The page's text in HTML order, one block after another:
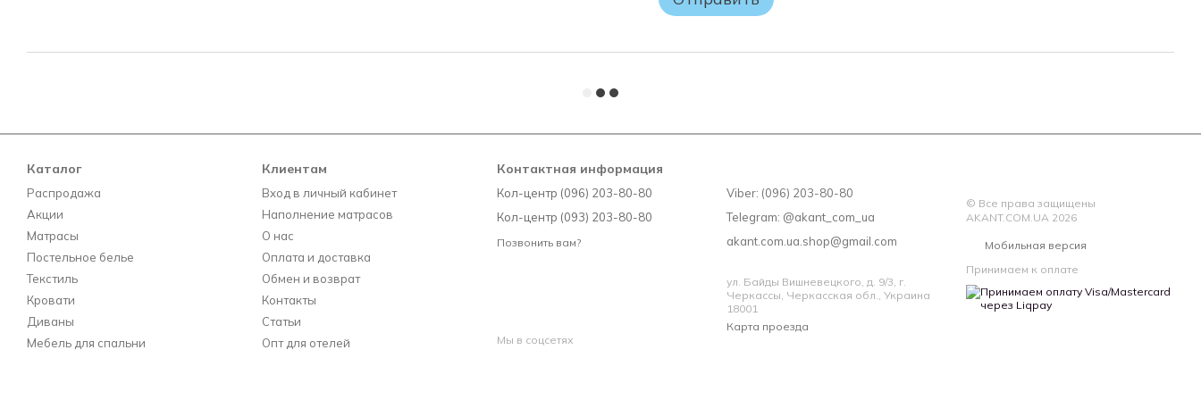
заводской упаковки матрас считается таким, какой был в использовании и ВОЗВРАТУ
Каталог
Распродажа
Акции
Матрасы
Постельное белье
Текстиль
Кровати
Диваны
Мебель для спальни
Клиентам
Вход в личный кабинет
Наполнение матрасов
О нас
Оплата и доставка
Обмен и возврат
Контакты
Статьи
Опт для отелей
Контактная информация
Кол-центр (096) 203-80-80
Кол-центр (093) 203-80-80
Позвонить вам?
Viber: (096) 203-80-80
Telegram: @akant_com_ua
akant.com.ua.shop@gmail.com
ул. Байды Вишневецкого, д. 9/3, г.
Черкассы, Черкасская обл., Украина
18001
Карта проезда
Мы в соцсетях
© Все права защищены
AKANT.COM.UA 2026
Мобильная версия
Принимаем к оплате